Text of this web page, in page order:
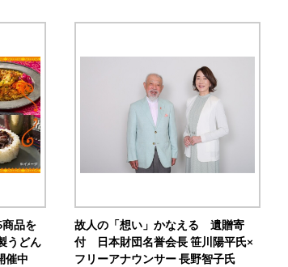
品を
うどん
催中
故人の「想い」かなえる 遺贈寄
付 日本財団名誉会長 笹川陽平氏×
フリーアナウンサー 長野智子氏